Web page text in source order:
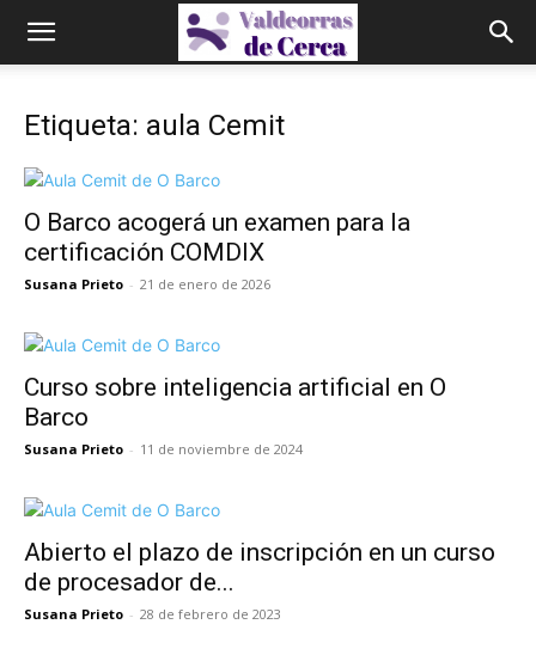
Etiqueta: aula Cemit
O Barco acogerá un examen para la
certificación COMDIX
Susana Prieto - 21 de enero de 2026
Curso sobre inteligencia artificial en O
Barco
Susana Prieto - 11 de noviembre de 2024
Abierto el plazo de inscripción en un curso
de procesador de...
Susana Prieto - 28 de febrero de 2023